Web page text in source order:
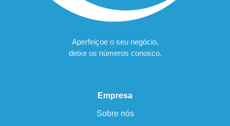
Aperfeiçoe o seu negócio,
deixe os números conosco.
Empresa
Sobre nós